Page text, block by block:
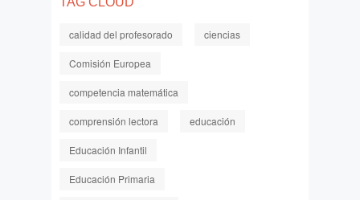
calidad del profesorado ciencias
Comisión Europea
competencia matemática
comprensión lectora educación
Educación Infantil
Educación Primaria